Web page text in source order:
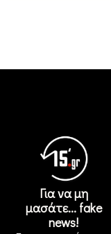
Για να μη
μασάτε... fake
news!